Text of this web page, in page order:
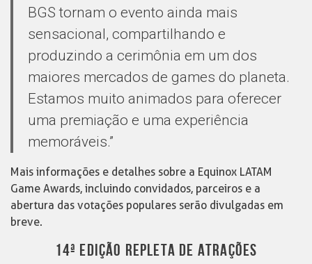
BGS tornam o evento ainda mais
sensacional, compartilhando e
produzindo a cerimônia em um dos
maiores mercados de games do planeta.
Estamos muito animados para oferecer
uma premiação e uma experiência
memoráveis.”
Mais informações e detalhes sobre a Equinox LATAM
Game Awards, incluindo convidados, parceiros e a
abertura das votações populares serão divulgadas em
breve.
14ª EDIÇÃO REPLETA DE ATRAÇÕES